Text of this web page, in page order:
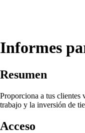
Informes
Resumen
Proporciona a tus clientes
trabajo y la inversión de
Acceso